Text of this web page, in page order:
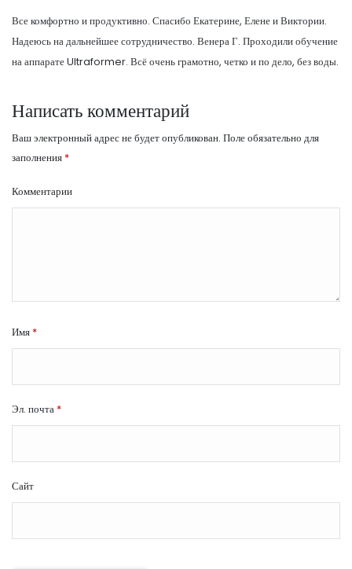
Все комфортно и продуктивно. Спасибо Екатерине, Елене и Виктории.
Надеюсь на дальнейшее сотрудничество. Венера Г. Проходили обучение
на аппарате Ultraformer. Всё очень грамотно, четко и по дело, без воды.
Написать комментарий
Ваш электронный адрес не будет опубликован. Поле обязательно для
заполнения *
Комментарии
Имя *
Эл. почта *
Сайт